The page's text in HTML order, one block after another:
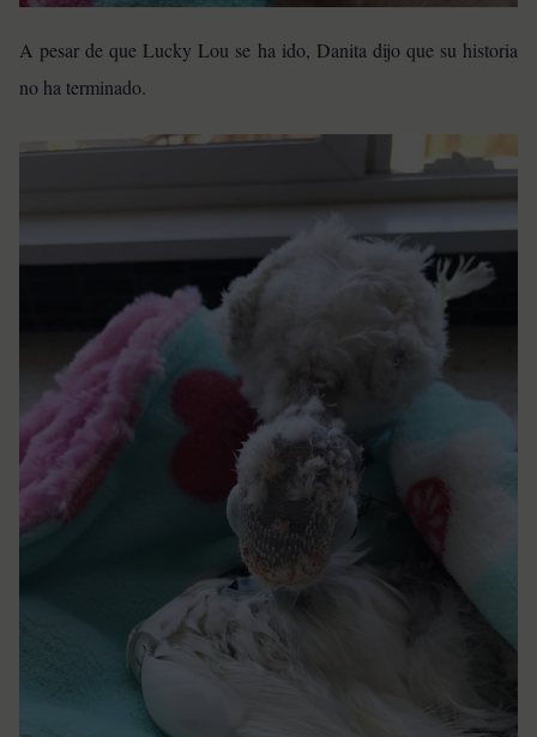
A pesar de que Lucky Lou se ha ido, Danita dijo que su historia
no ha terminado.